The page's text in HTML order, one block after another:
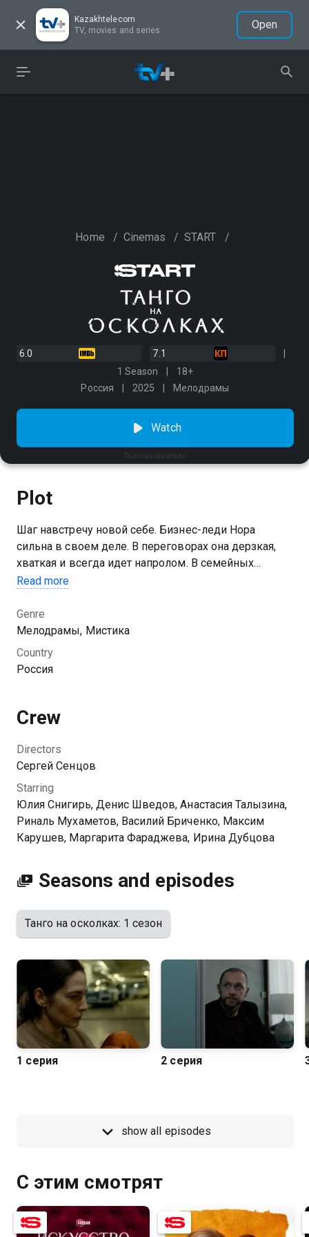
Kazakhtelecom
TV, movies and series
Open
Home / Cinemas / START /
6.0
7.1
1 Season
18+
Россия
2025 Мелодрамы
Танго на осколках
Watch
Plot
Шаг навстречу новой себе. Бизнес-леди Нора
сильна в своем деле. В переговорах она дерзкая,
хваткая и всегда идет напролом. В семейных
отношениях также привыкла быть на ведущих
умирает супруг Ваня. А еще выясняется, что у
мужчины была интрижка и вторая жизнь, в которой
он занимался танго. Пытаясь разобраться в мотивах
любимого, она сама записывается в ту же школу
шанс лучше понять себя. Но удастся ли ей сбежать
от призраков прошлого?
Read more
Genre
Мелодрамы, Мистика
Country
Россия
Crew
Directors
Сергей Сенцов
Starring
Юлия Снигирь, Денис Шведов, Анастасия Талызина,
Риналь Мухаметов, Василий Бриченко, Максим
Карушев, Маргарита Фараджева, Ирина Дубцова
Seasons and episodes
Танго на осколках: 1 сезон
1 серия 2 серия
show all episodes
С этим смотрят